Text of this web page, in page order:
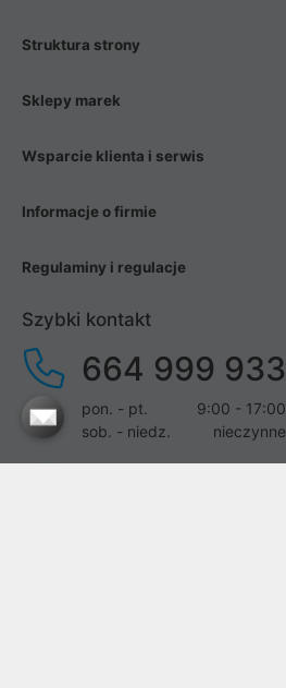
Struktura strony
Sklepy marek
Wsparcie klienta i serwis
Informacje o firmie
Regulaminy i regulacje
Szybki kontakt
664 999 933
pon. - pt.
9:00 - 17:00
sob. - niedz.
nieczynne